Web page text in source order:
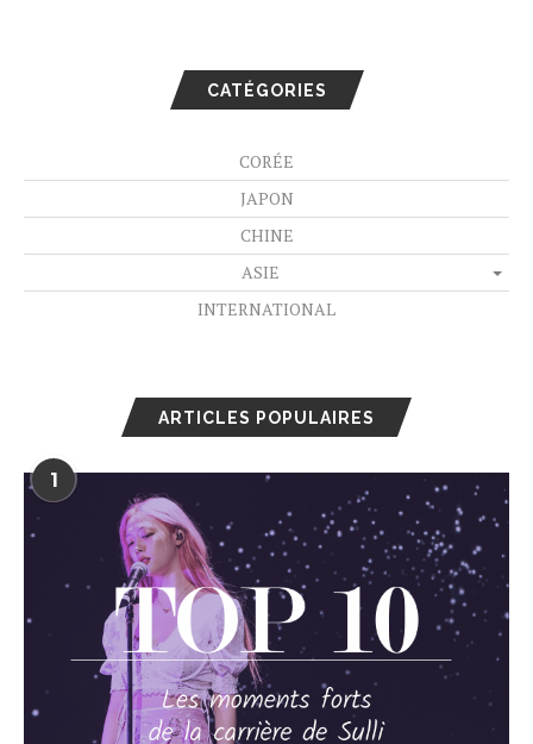
CATÉGORIES
CORÉE
JAPON
CHINE
ASIE
INTERNATIONAL
ARTICLES POPULAIRES
1